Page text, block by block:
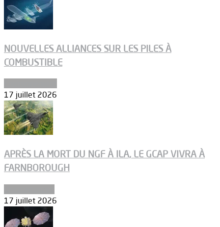
NOUVELLES ALLIANCES SUR LES PILES À
COMBUSTIBLE
17 juillet 2026
APRÈS LA MORT DU NGF À ILA, LE GCAP VIVRA À
FARNBOROUGH
17 juillet 2026